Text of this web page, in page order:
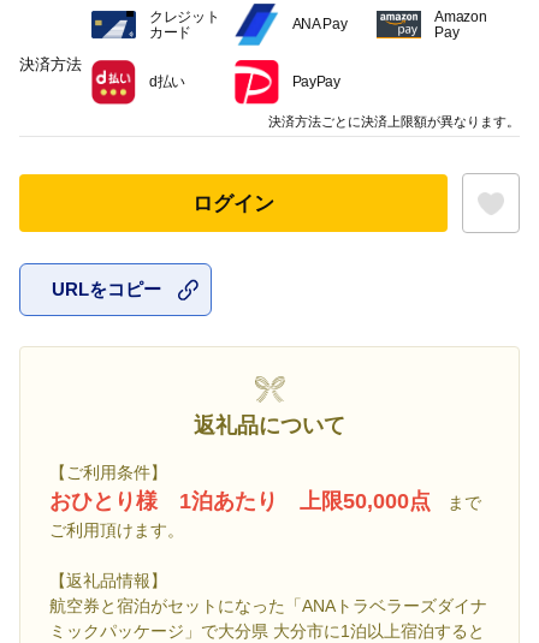
ログイン
URLをコピー
返礼品について
【ご利用条件】
おひとり様 1泊あたり 上限50,000点
まで
ご利用頂けます。
【返礼品情報】
航空券と宿泊がセットになった「ANAトラベラーズダイナ
ミックパッケージ」で大分県 大分市に1泊以上宿泊すると
決済方法
クレジット
カード
ANA Pay
Amazon
Pay
d払い PayPay
決済方法ごとに決済上限額が異なります。